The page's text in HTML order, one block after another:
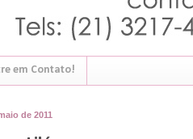
em Contato!
de 2011